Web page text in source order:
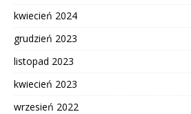
kwiecień 2024
grudzień 2023
listopad 2023
kwiecień 2023
wrzesień 2022